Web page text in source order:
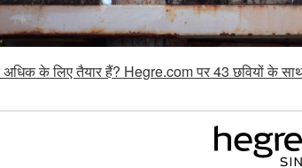
के लिए तैयार हैं? Hegre.com पर 43 छवियों के